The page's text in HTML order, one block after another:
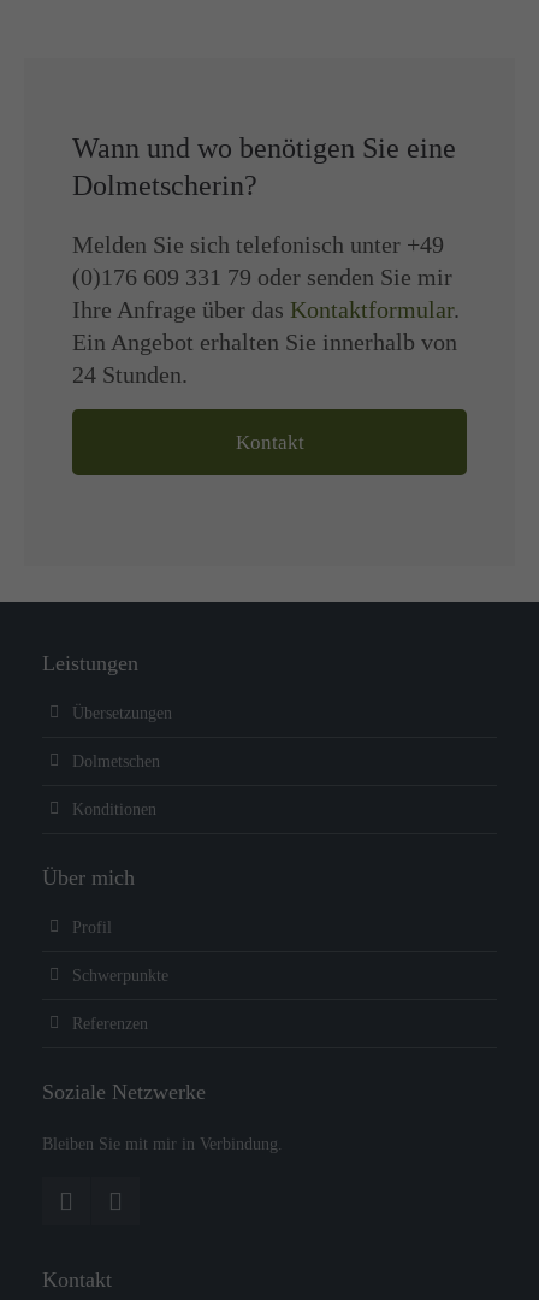
Wann und wo benötigen Sie eine
Dolmetscherin?
Melden Sie sich telefonisch unter +49
(0)176 609 331 79 oder senden Sie mir
Ihre Anfrage über das Kontaktformular.
Ein Angebot erhalten Sie innerhalb von
24 Stunden.
Kontakt
Leistungen
Übersetzungen
Dolmetschen
Konditionen
Über mich
Profil
Schwerpunkte
Referenzen
Soziale Netzwerke
Bleiben Sie mit mir in Verbindung.
Kontakt